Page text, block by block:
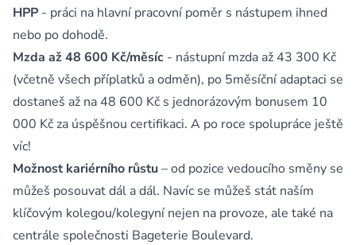
HPP - práci na hlavní pracovní poměr s nástupem ihned
nebo po dohodě.
Mzda až 48 600 Kč/měsíc - nástupní mzda až 43 300 Kč
(včetně všech příplatků a odměn), po 5měsíční adaptaci se
dostaneš až na 48 600 Kč s jednorázovým bonusem 10
000 Kč za úspěšnou certifikaci. A po roce spolupráce ještě
víc!
Možnost kariérního růstu– od pozice vedoucího směny se
můžeš posouvat dál a dál. Navíc se můžeš stát naším
klíčovým kolegou/kolegyní nejen na provoze, ale také na
centrále společnosti Bageterie Boulevard.